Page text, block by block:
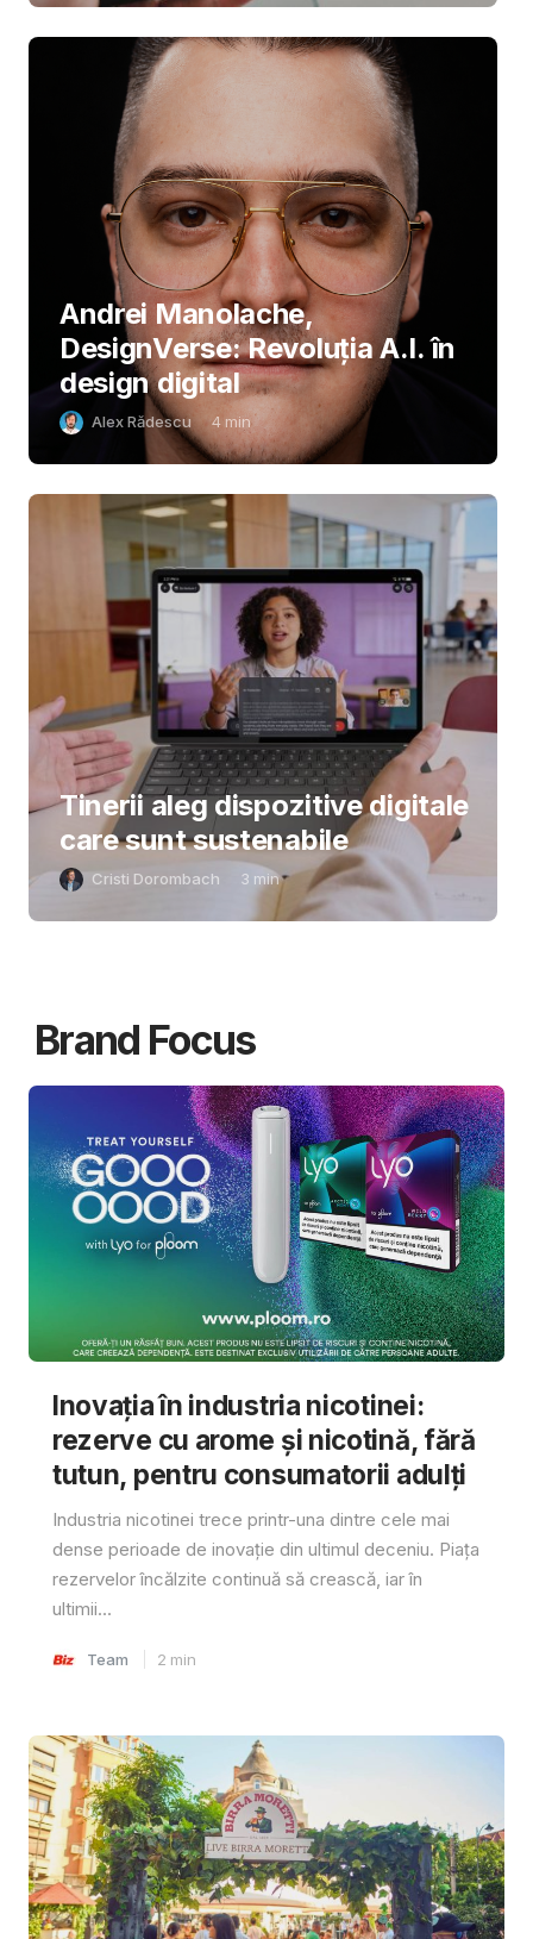
Andrei Manolache,
DesignVerse: Revoluția A.I. în
design digital
Alex Rădescu 4 min
Tinerii aleg dispozitive digitale
care sunt sustenabile
Cristi Dorombach 3 min
Brand Focus
Inovația în industria nicotinei:
rezerve cu arome și nicotină, fără
tutun, pentru consumatorii adulți
Industria nicotinei trece printr-una dintre cele mai
dense perioade de inovație din ultimul deceniu. Piața
rezervelor încălzite continuă să crească, iar în
ultimii...
Team 2 min